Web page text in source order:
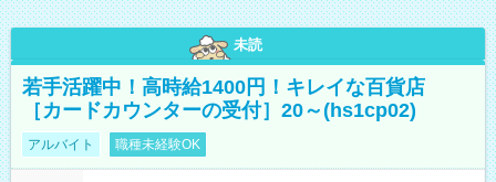
未読
若手活躍中！高時給1400円！キレイな百貨店
［カードカウンターの受付］20～(hs1cp02)
アルバイト 職種未経験OK